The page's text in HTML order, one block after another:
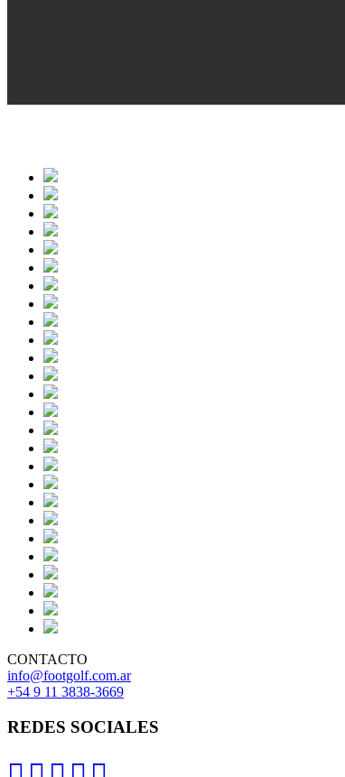
CONTACTO
info@footgolf.com.ar
+54 9 11 3838-3669
REDES SOCIALES